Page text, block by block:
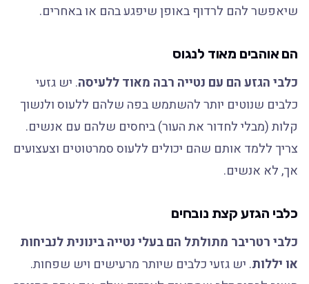
שיאפשר להם לרדוף באופן שיפגע בהם או באחרים.
הם אוהבים מאוד לנגוס
כלבי הגזע הם עם נטייה רבה מאוד ללעיסה. יש גזעי
כלבים שנוטים יותר להשתמש בפה שלהם ללעוס ולנשוך
קלות (מבלי לחדור את העור) ביחסים שלהם עם אנשים.
צריך ללמד אותם שהם יכולים ללעוס סמרטוטים וצעצועים
אך, לא אנשים.
כלבי הגזע קצת נובחים
כלבי רטריבר מתולתל הם בעלי נטייה בינונית לנביחות
או יללות. יש גזעי כלבים שיותר מרעישים ויש שפחות.